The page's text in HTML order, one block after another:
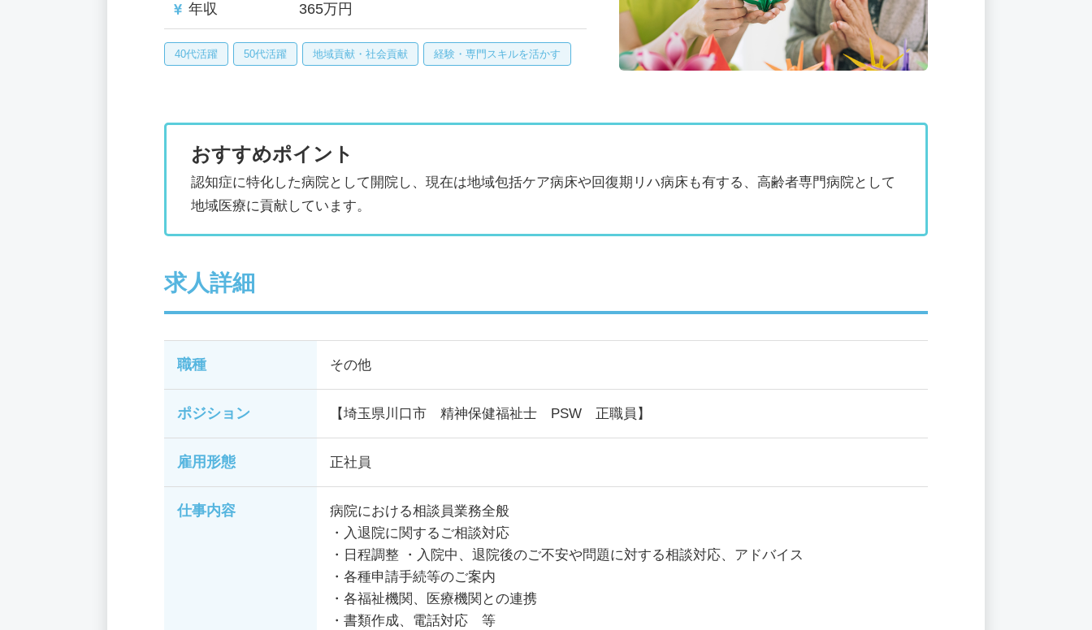
年収 365万円
40代活躍 50代活躍 地域貢献・社会貢献 経験・専門スキルを活かす
おすすめポイント
認知症に特化した病院として開院し、現在は地域包括ケア病床や回復期リハ病床も有する、高齢者専門病院として
地域医療に貢献しています。
求人詳細
職種 その他
ポジション 【埼玉県川口市 精神保健福祉士 PSW 正職員】
雇用形態 正社員
仕事内容
病院における相談員業務全般
・入退院に関するご相談対応
・日程調整 ・入院中、退院後のご不安や問題に対する相談対応、アドバイス
・各種申請手続等のご案内
・各福祉機関、医療機関との連携
・書類作成、電話対応 等